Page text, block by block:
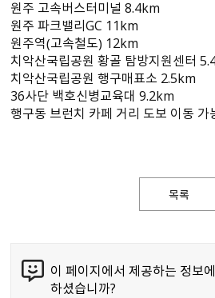
원주 고속버스터미널 8.4km
원주 파크밸리GC 11km
원주역（고속철도） 12km
치악산국립공원 황골 탐방지원센터
치악산국립공원 행구매표소 2.5km
36사단 백호신병교육대 9.2km
행구동 브런치 카페 거리 도보 이동 가
목록
이 페이지에서 제공하는 정보
하셨습니까?